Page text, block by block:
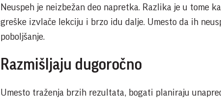
Neuspeh je neizbežan deo napretka. Razlika je u tome
greške izvlače lekciju i brzo idu dalje. Umesto da ih
poboljšanje.
Razmišljaju dugoročno
Umesto traženja brzih rezultata, bogati planiraju